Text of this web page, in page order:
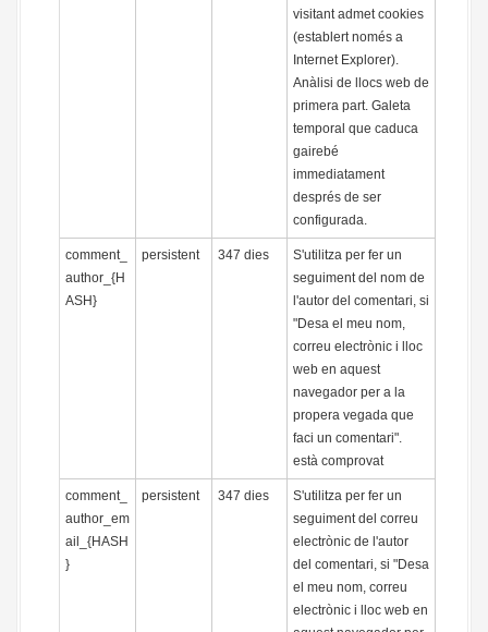
visitant admet cookies
(establert només a
Internet Explorer).
Anàlisi de llocs web de
primera part. Galeta
temporal que caduca
gairebé
immediatament
després de ser
configurada.
comment_
author_{H
ASH}
persistent 347 dies
S'utilitza per fer un
seguiment del nom de
l'autor del comentari, si
"Desa el meu nom,
correu electrònic i lloc
web en aquest
navegador per a la
propera vegada que
faci un comentari".
està comprovat
comment_
author_em
ail_{HASH
}
persistent 347 dies
S'utilitza per fer un
seguiment del correu
electrònic de l'autor
del comentari, si "Desa
el meu nom, correu
electrònic i lloc web en